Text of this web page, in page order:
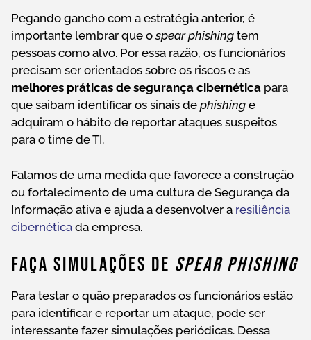
Pegando gancho com a estratégia anterior, é
importante lembrar que ospear phishing tem
pessoas como alvo. Por essa razão, os funcionários
precisam ser orientados sobre os riscos e as
melhores práticas de segurança cibernética para
que saibam identificar os sinais de phishing e
adquiram o hábito de reportar ataques suspeitos
para o time de TI.
Falamos de uma medida que favorece a construção
ou fortalecimento de uma cultura de Segurança da
Informação ativa e ajuda a desenvolver a resiliência
cibernética da empresa.
Faça Simulações De Spear Phishing
Para testar o quão preparados os funcionários estão
para identificar e reportar um ataque, pode ser
interessante fazer simulações periódicas. Dessa